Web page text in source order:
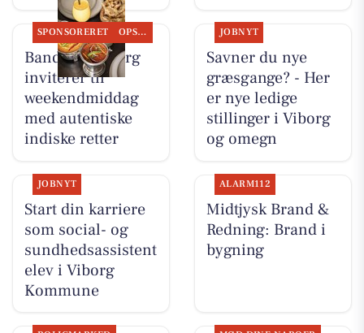
SPONSORERET OPSLAGSTAVLEN
Bandhan Viborg
inviterer til
weekendmiddag
med autentiske
indiske retter
JOBNYT
Savner du nye
græsgange? - Her
er nye ledige
stillinger i Viborg
og omegn
JOBNYT
Start din karriere
som social- og
sundhedsassistent
elev i Viborg
Kommune
ALARM112
Midtjysk Brand &
Redning: Brand i
bygning